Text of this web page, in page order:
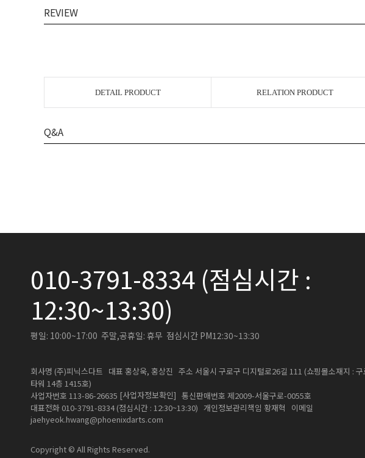
REVIEW
DETAIL PRODUCT RELATION PRODUCT
Q&A
010-3791-8334 (점심시간 :
12:30~13:30)
평일: 10:00~17:00 주말,공휴일: 휴무 점심시간 PM12:30~13:30
회사명 (주)피닉스다트 대표 홍상욱, 홍상진 주소 서울시 구로구 디지털로26길 111 (쇼핑몰소재지 :
타워 14층 1415호)
사업자번호 113-86-26635 [사업자정보확인] 통신판매번호 제2009-서울구로-0055호
대표전화 010-3791-8334 (점심시간 : 12:30~13:30) 개인정보관리책임 황재혁 이메일
jaehyeok.hwang@phoenixdarts.com
Copyright © All Rights Reserved.